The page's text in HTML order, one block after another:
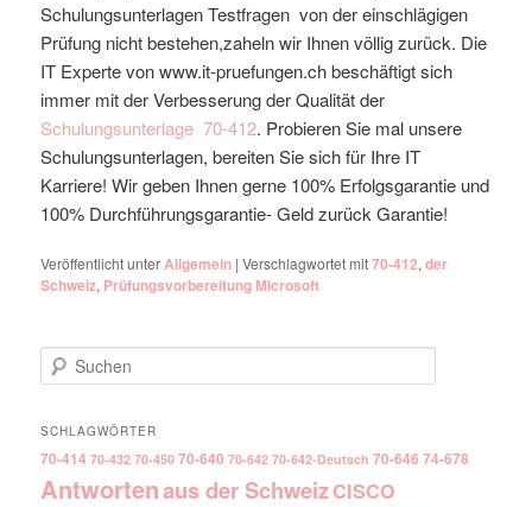
Schulungsunterlagen Testfragen von der einschlägigen
Prüfung nicht bestehen,zaheln wir Ihnen völlig zurück. Die
IT Experte von www.it-pruefungen.ch beschäftigt sich
immer mit der Verbesserung der Qualität der
Schulungsunterlage 70-412. Probieren Sie mal unsere
Schulungsunterlagen, bereiten Sie sich für Ihre IT
Karriere! Wir geben Ihnen gerne 100% Erfolgsgarantie und
100% Durchführungsgarantie- Geld zurück Garantie!
Veröffentlicht unterAllgemein |Verschlagwortet mit70-412,der
Schweiz, Prüfungsvorbereitung Microsoft
Suchen
SCHLAGWÖRTER
70-414 70-432 70-450 70-640 70-642 70-642-Deutsch 70-646 74-678
Antwortenaus der SchweizCISCO